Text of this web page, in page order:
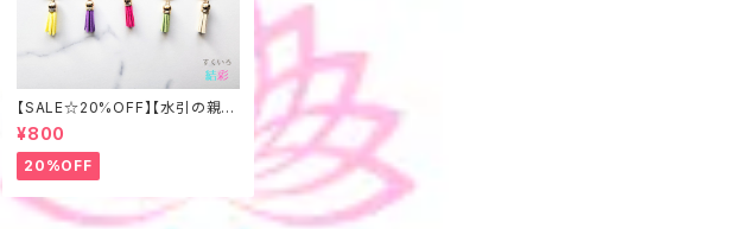
【SALE☆20%OFF】【水引の親子
梅結びの御守りチャーム①】全５
色 推し活
¥800
20%OFF